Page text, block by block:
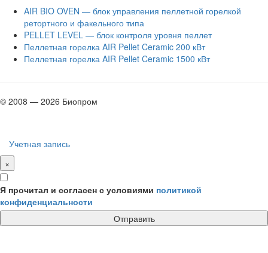
AIR BIO OVEN — блок управления пеллетной горелкой
ретортного и факельного типа
PELLET LEVEL — блок контроля уровня пеллет
Пеллетная горелка AIR Pellet Ceramic 200 кВт
Пеллетная горелка AIR Pellet Ceramic 1500 кВт
© 2008 — 2026 Биопром
Учетная запись
×
Я прочитал и согласен с условиями политикой
конфиденциальности
Отправить